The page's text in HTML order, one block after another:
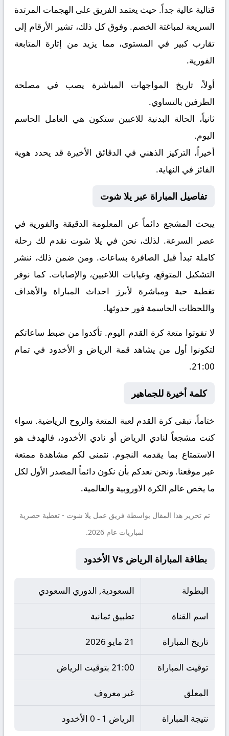
قتالية عالية جداً. حيث يعتمد الفريق على الهجمات المرتدة
السريعة لمباغتة الخصم. وفوق كل ذلك، تشير الأرقام إلى
تقارب كبير في المستوى، مما يزيد من إثارة المتابعة
الفورية.
أولاً، تاريخ المواجهات المباشرة يصب في مصلحة
الطرفين بالتساوي.
ثانياً، الحالة البدنية للاعبين ستكون هي العامل الحاسم
اليوم.
أخيراً، التركيز الذهني في الدقائق الأخيرة قد يحدد هوية
الفائز في النهاية.
تفاصيل المباراة عبر يلا شوت
يبحث المشجع دائماً عن المعلومة الدقيقة والفورية في
عصر السرعة. لذلك، نحن في يلا شوت نقدم لك رحلة
كاملة تبدأ قبل الصافرة بساعات. ومن ضمن ذلك، ننشر
التشكيل المتوقع، وغيابات اللاعبين، والإصابات. كما نوفر
تغطية حية ومباشرة لأبرز احداث المباراة والأهداف
واللحظات الحاسمة فور حدوثها.
لا تفوتوا متعة كرة القدم اليوم. تأكدوا من ضبط ساعاتكم
لتكونوا أول من يشاهد قمة الرياض و الأخدود في تمام
21:00.
كلمة أخيرة للجماهير
ختاماً، تبقى كرة القدم لعبة المتعة والروح الرياضية. سواء
كنت مشجعاً لنادي الرياض أو نادي الأخدود، فالهدف هو
الاستمتاع بما يقدمه النجوم. نتمنى لكم مشاهدة ممتعة
عبر موقعنا. ونحن نعدكم بأن نكون دائماً المصدر الأول لكل
ما يخص عالم الكرة الاوروبية والعالمية.
تم تحرير هذا المقال بواسطة فريق عمل يلا شوت - تغطية حصرية
لمباريات عام 2026.
بطاقة المباراة الرياض Vs الأخدود
البطولة السعودية, الدوري السعودي
اسم القناة تطبيق ثمانية
تاريخ المباراة 21 مايو 2026
توقيت المباراة 21:00 بتوقيت الرياض
المعلق غير معروف
نتيجة المباراة الرياض 1 - 0 الأخدود